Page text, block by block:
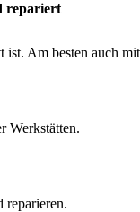
repariert
ist. Am besten auch mit
Werkstätten.
reparieren.